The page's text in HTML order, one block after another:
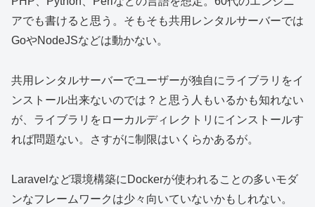
アでも書けると思う。そもそも共用レンタルサーバーでは
GoやNodeJSなどは動かない。
共用レンタルサーバーでユーザーが独自にライブラリをイ
ンストール出来ないのでは？と思う人もいるかも知れない
が、ライブラリをローカルディレクトリにインストールす
れば問題ない。さすがに制限はいくらかあるが。
Laravelなど環境構築にDockerが使われることの多いモダ
ンなフレームワークは少々向いていないかもしれない。